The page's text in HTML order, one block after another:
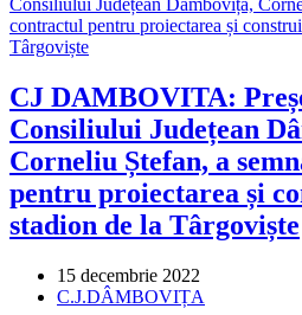
CJ DAMBOVITA:
Consiliului Județean
Corneliu Ștefan, a
pentru proiectarea și
stadion de la Târgoviște
Post
published:
15 decembrie 2022
Post
C.J.DÂMBOVIȚA